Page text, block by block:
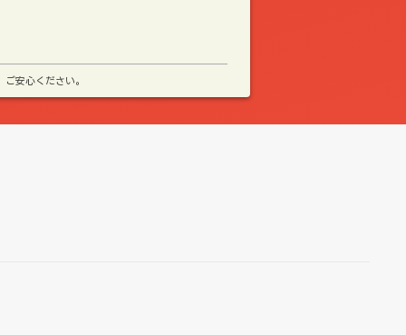
安心ください。